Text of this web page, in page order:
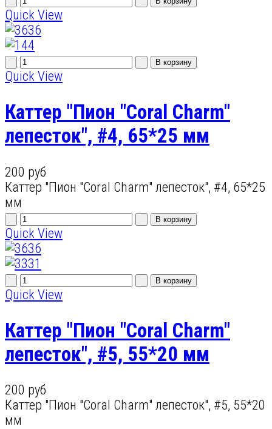
Quick View
Quick View
Каттер "Пион "Coral Charm"
лепесток", #4, 65*25 мм
200 руб
Каттер "Пион "Coral Charm" лепесток", #4, 65*25
мм
Quick View
Quick View
Каттер "Пион "Coral Charm"
лепесток", #5, 55*20 мм
200 руб
Каттер "Пион "Coral Charm" лепесток", #5, 55*20
мм